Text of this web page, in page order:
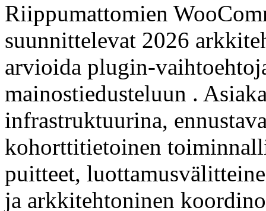
Riippumattomien
suunnittelevat 2026
arvioida plugin-
mainostiedusteluun .
infrastruktuurina,
kohorttitietoinen
puitteet,
ja arkkitehtoninen